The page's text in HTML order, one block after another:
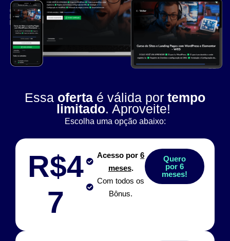
Essa oferta é válida por tempo
limitado. Aproveite!
Escolha uma opção abaixo:
R$4
7
Acesso por6
meses.
Com todos os
Bônus.
Quero
por 6
meses!